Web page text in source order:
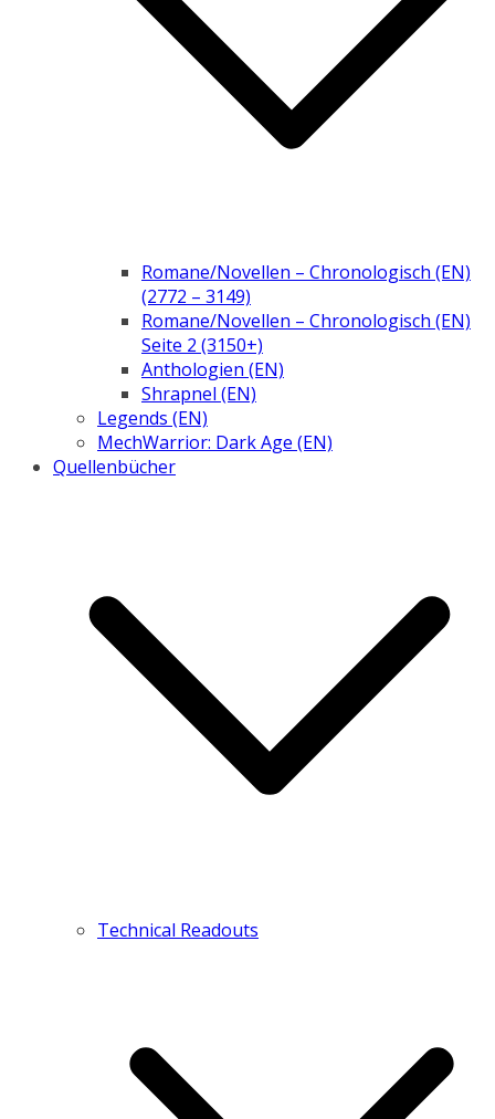
Romane/Novellen – Chronologisch (EN)
(2772 – 3149)
Romane/Novellen – Chronologisch (EN)
Seite 2 (3150+)
Anthologien (EN)
Shrapnel (EN)
Legends (EN)
MechWarrior: Dark Age (EN)
Quellenbücher
Technical Readouts